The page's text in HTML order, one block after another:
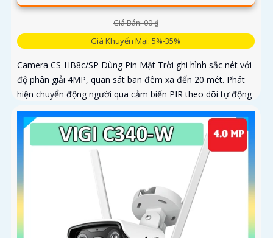
Giá Bán: 00 ₫
Giá Khuyến Mại: 5%-35%
Camera CS-HB8c/SP Dùng Pin Mặt Trời ghi hình sắc nét với
độ phân giải 4MP, quan sát ban đêm xa đến 20 mét. Phát
hiện chuyển động người qua cảm biến PIR theo dõi tự động